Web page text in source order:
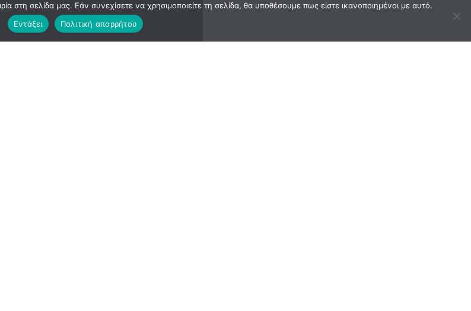
στη σελίδα μας. Εάν συνεχίσετε να χρησιμοποιείτε τη σελίδα, θα υποθέσουμε πως είστε ικανοποιημένοι με αυτό.
Εντάξει
Πολιτική απορρήτου